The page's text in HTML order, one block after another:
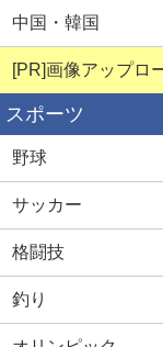
中国・韓国
[PR]画像アップロ
スポーツ
野球
サッカー
格闘技
釣り